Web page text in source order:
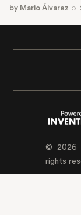
by Mario Álvarez
© 2026
rights